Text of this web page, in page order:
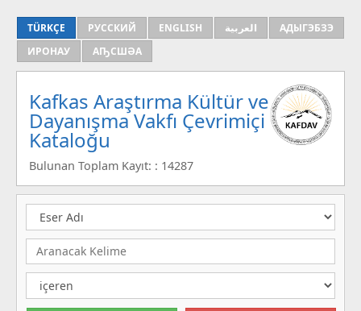
TÜRKÇE РУССКИЙ ENGLISH العربية
АДЫГЭБЗЭ
ИРОНАУ
АҦСШӘА
Kafkas Araştırma Kültür ve
Dayanışma Vakfı Çevrimiçi
Kataloğu
Bulunan Toplam Kayıt: : 14287